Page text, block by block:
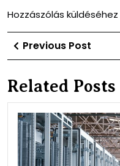
Hozzászólás küldéséhez
Bejegyzés
navigáció
Previous Post
Post
Related Posts